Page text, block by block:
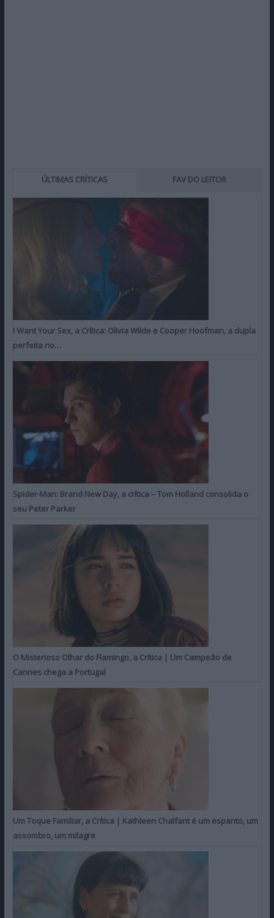
ÚLTIMAS CRÍTICAS FAV DO LEITOR
I Want Your Sex, a Crítica: Olivia Wilde e Cooper Hoofman, a dupla
perfeita no…
Spider-Man: Brand New Day, a crítica – Tom Holland consolida o
seu Peter Parker
O Misterioso Olhar do Flamingo, a Crítica | Um Campeão de
Cannes chega a Portugal
Um Toque Familiar, a Crítica | Kathleen Chalfant é um espanto, um
assombro, um milagre